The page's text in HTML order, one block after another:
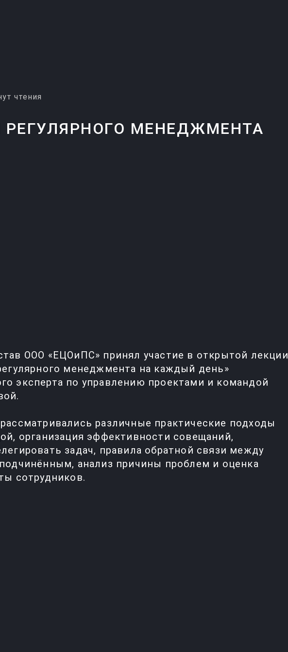
чтения
РЕГУЛЯРНОГО МЕНЕДЖМЕНТА
ООО «ЕЦОиПС» принял участие в открытой лекции
менеджмента на каждый день»
эксперта по управлению проектами и командой
различные практические подходы
организация эффективности совещаний,
задач, правила обратной связи между
анализ причины проблем и оценка
сотрудников.